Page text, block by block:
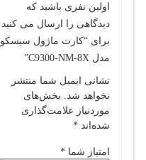
اولین نفری باشید که
دیدگاهی را ارسال می کنید
برای “کارت ماژول سیسکو
مدل C9300-NM-8X”
نشانی ایمیل شما منتشر
نخواهد شد.
بخش‌های
موردنیاز علامت‌گذاری
شده‌اند *
امتیاز شما *